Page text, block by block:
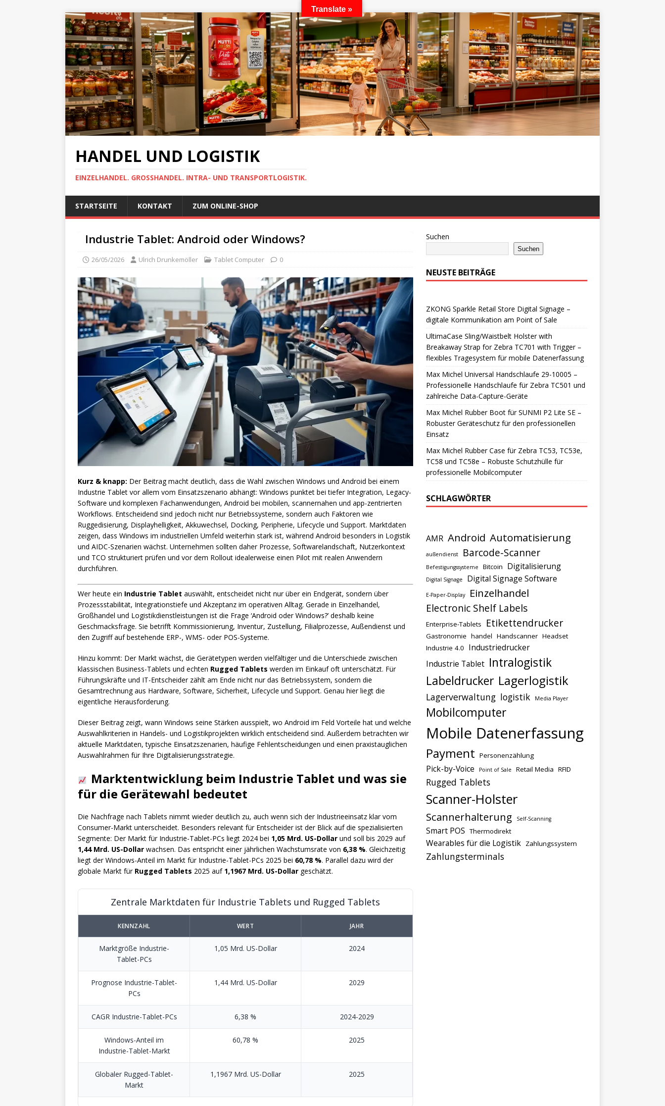
HANDEL UND LOGISTIK
EINZELHANDEL. GROSSHANDEL. INTRA- UND TRANSPORTLOGISTIK.
STARTSEITE KONTAKT ZUM ONLINE-SHOP
Industrie Tablet: Android oder Windows?
26/05/2026 Ulrich Drunkemöller Tablet Computer 0
Kurz & knapp: Der Beitrag macht deutlich, dass die Wahl zwischen Windows und Android bei einem
Industrie Tablet vor allem vom Einsatzszenario abhängt: Windows punktet bei tiefer Integration, Legacy-
Software und komplexen Fachanwendungen, Android bei mobilen, scannernahen und app-zentrierten
Workflows. Entscheidend sind jedoch nicht nur Betriebssysteme, sondern auch Faktoren wie
Ruggedisierung, Displayhelligkeit, Akkuwechsel, Docking, Peripherie, Lifecycle und Support. Marktdaten
zeigen, dass Windows im industriellen Umfeld weiterhin stark ist, während Android besonders in Logistik
und AIDC-Szenarien wächst. Unternehmen sollten daher Prozesse, Softwarelandschaft, Nutzerkontext
und TCO strukturiert prüfen und vor dem Rollout idealerweise einen Pilot mit realen Anwendern
durchführen.
Wer heute ein Industrie Tablet auswählt, entscheidet nicht nur über ein Endgerät, sondern über
Prozessstabilität, Integrationstiefe und Akzeptanz im operativen Alltag. Gerade in Einzelhandel,
Großhandel und Logistikdienstleistungen ist die Frage ‘Android oder Windows?’ deshalb keine
Geschmacksfrage. Sie betrifft Kommissionierung, Inventur, Zustellung, Filialprozesse, Außendienst und
den Zugriff auf bestehende ERP-, WMS- oder POS-Systeme.
Hinzu kommt: Der Markt wächst, die Gerätetypen werden vielfältiger und die Unterschiede zwischen
klassischen Business-Tablets und echten Rugged Tablets werden im Einkauf oft unterschätzt. Für
Führungskräfte und IT-Entscheider zählt am Ende nicht nur das Betriebssystem, sondern die
Gesamtrechnung aus Hardware, Software, Sicherheit, Lifecycle und Support. Genau hier liegt die
eigentliche Herausforderung.
Dieser Beitrag zeigt, wann Windows seine Stärken ausspielt, wo Android im Feld Vorteile hat und welche
Auswahlkriterien in Handels- und Logistikprojekten wirklich entscheidend sind. Außerdem betrachten wir
aktuelle Marktdaten, typische Einsatzszenarien, häufige Fehlentscheidungen und einen praxistauglichen
Auswahlrahmen für Ihre Digitalisierungsstrategie.
Marktentwicklung beim Industrie Tablet und was sie
für die Gerätewahl bedeutet
Die Nachfrage nach Tablets nimmt wieder deutlich zu, auch wenn sich der Industrieeinsatz klar vom
Consumer-Markt unterscheidet. Besonders relevant für Entscheider ist der Blick auf die spezialisierten
Segmente: Der Markt für Industrie-Tablet-PCs liegt 2024 bei 1,05 Mrd. US-Dollar und soll bis 2029 auf
1,44 Mrd. US-Dollar wachsen. Das entspricht einer jährlichen Wachstumsrate von 6,38 %. Gleichzeitig
liegt der Windows-Anteil im Markt für Industrie-Tablet-PCs 2025 bei 60,78 %. Parallel dazu wird der
globale Markt für Rugged Tablets 2025 auf 1,1967 Mrd. US-Dollar geschätzt.
Zentrale Marktdaten für Industrie Tablets und Rugged Tablets
KENNZAHL WERT JAHR
Marktgröße Industrie-
Tablet-PCs
1,05 Mrd. US-Dollar 2024
Prognose Industrie-Tablet-
PCs
1,44 Mrd. US-Dollar 2029
CAGR Industrie-Tablet-PCs 6,38 % 2024-2029
Windows-Anteil im
Industrie-Tablet-Markt
60,78 % 2025
Globaler Rugged-Tablet-
Markt
1,1967 Mrd. US-Dollar 2025
Suchen
Suchen
NEUSTE BEITRÄGE
ZKONG Sparkle Retail Store Digital Signage –
digitale Kommunikation am Point of Sale
UltimaCase Sling/Waistbelt Holster with
Breakaway Strap for Zebra TC701 with Trigger –
flexibles Tragesystem für mobile Datenerfassung
Max Michel Universal Handschlaufe 29-10005 –
Professionelle Handschlaufe für Zebra TC501 und
zahlreiche Data-Capture-Geräte
Max Michel Rubber Boot für SUNMI P2 Lite SE –
Robuster Geräteschutz für den professionellen
Einsatz
Max Michel Rubber Case für Zebra TC53, TC53e,
TC58 und TC58e – Robuste Schutzhülle für
professionelle Mobilcomputer
SCHLAGWÖRTER
AMR Android Automatisierung
außendienst Barcode-Scanner
Befestigungssysteme Bitcoin Digitalisierung
Digital Signage Digital Signage Software
E-Paper-Display Einzelhandel
Electronic Shelf Labels
Enterprise-Tablets Etikettendrucker
Gastronomie handel Handscanner Headset
Industrie 4.0
Industriedrucker
Industrie Tablet Intralogistik
Labeldrucker Lagerlogistik
Lagerverwaltung logistik Media Player
Mobilcomputer
Mobile Datenerfassung
Payment Personenzählung
Pick-by-Voice Point of Sale Retail Media RFID
Rugged Tablets
Scanner-Holster
Scannerhalterung Self-Scanning
Smart POS Thermodirekt
Wearables für die Logistik Zahlungssystem
Zahlungsterminals
Translate »